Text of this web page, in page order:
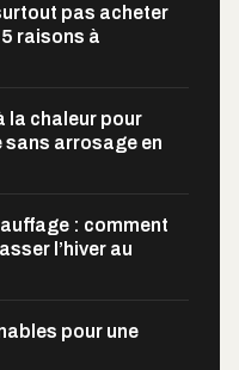
pas acheter
raisons à
la chaleur pour
sans arrosage en
: comment
l’hiver au
pour une